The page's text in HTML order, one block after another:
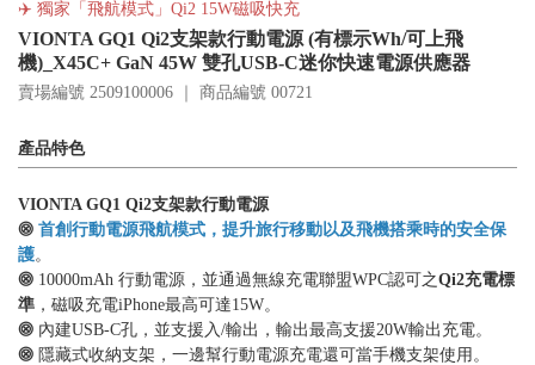
✈️ 獨家「飛航模式」Qi2 15W磁吸快充
VIONTA GQ1 Qi2支架款行動電源 (有標示Wh/可上飛
機)_X45C+ GaN 45W 雙孔USB-C迷你快速電源供應器
賣場編號 2509100006 ｜ 商品編號 00721
產品特色
VIONTA GQ1 Qi2支架款行動電源
⨷ 首創行動電源飛航模式，提升旅行移動以及飛機搭乘時的安全保
護。
⨷ 10000mAh 行動電源，並通過無線充電聯盟WPC認可之Qi2充電標
準 ，磁吸充電iPhone最高可達15W。
⨷ 內建USB-C孔，並支援入/輸出，輸出最高支援20W輸出充電。
⨷ 隱藏式收納支架，一邊幫行動電源充電還可當手機支架使用。